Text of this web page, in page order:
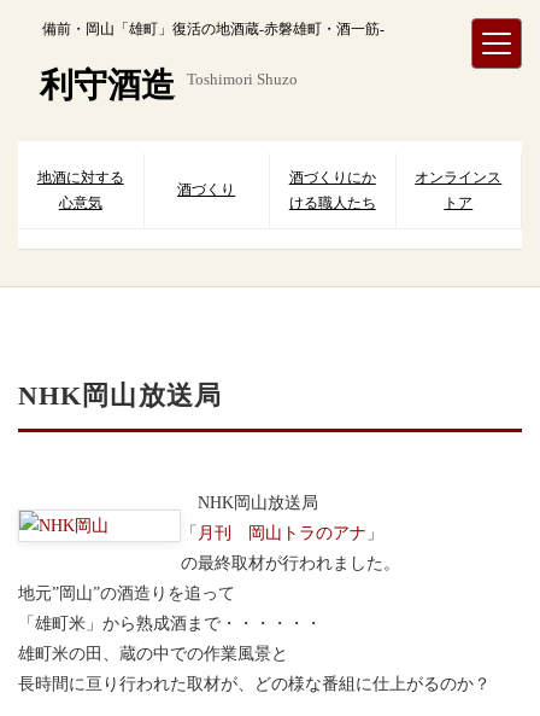
備前・岡山「雄町」復活の地酒蔵-赤磐雄町・酒一筋-
利守酒造 Toshimori Shuzo
地酒に対する
心意気
酒づくり
酒づくりにか
ける職人たち
オンラインス
トア
NHK岡山放送局
NHK岡山放送局
「 月刊 岡山トラのアナ 」
の最終取材が行われました。
地元”岡山”の酒造りを追って
「雄町米」から熟成酒まで・・・・・・
雄町米の田、蔵の中での作業風景と
長時間に亘り行われた取材が、どの様な番組に仕上がるのか？